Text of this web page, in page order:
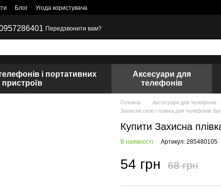
Блог Угода користувача
Передзвонити вам?
і портативних
пристроїв
Аксесуари для
телефонів
Головна
Аксесуари для телефонів
Захисне скло і плівка для телефонів
Купити Захисна
В наявності Артикул: 285480105
54 грн 68 грн